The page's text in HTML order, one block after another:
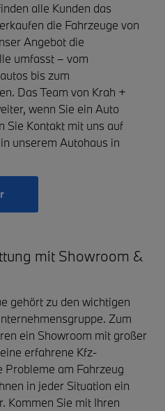
alle Kunden das
die Fahrzeuge von
Angebot die
umfasst – vom
bis zum
Das Team von Krah +
wenn Sie ein Auto
Sie Kontakt mit uns auf
unserem Autohaus in
mit Showroom &
gehört zu den wichtigen
Zum
ein Showroom mit großer
erfahrene Kfz-
Probleme am Fahrzeug
in jeder Situation ein
Kommen Sie mit Ihren